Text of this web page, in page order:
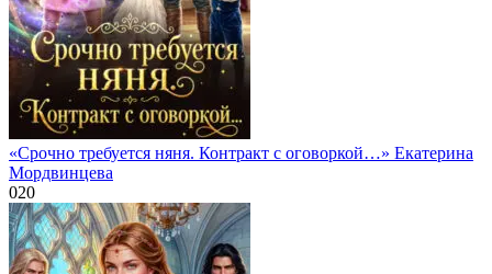
«Срочно требуется няня. Контракт с оговоркой…» Екатерина
Мордвинцева
020